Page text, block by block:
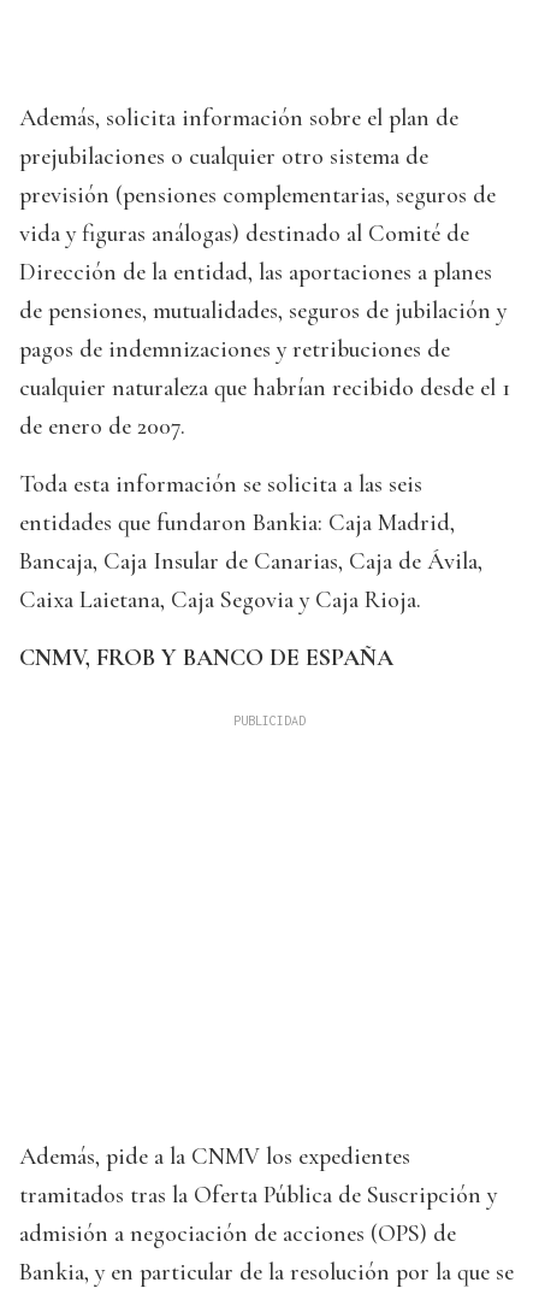
Además, solicita información sobre el plan de
prejubilaciones o cualquier otro sistema de
previsión (pensiones complementarias, seguros de
vida y figuras análogas) destinado al Comité de
Dirección de la entidad, las aportaciones a planes
de pensiones, mutualidades, seguros de jubilación y
pagos de indemnizaciones y retribuciones de
cualquier naturaleza que habrían recibido desde el 1
de enero de 2007.
Toda esta información se solicita a las seis
entidades que fundaron Bankia: Caja Madrid,
Bancaja, Caja Insular de Canarias, Caja de Ávila,
Caixa Laietana, Caja Segovia y Caja Rioja.
CNMV, FROB Y BANCO DE ESPAÑA
Además, pide a la CNMV los expedientes
tramitados tras la Oferta Pública de Suscripción y
admisión a negociación de acciones (OPS) de
Bankia, y en particular de la resolución por la que se